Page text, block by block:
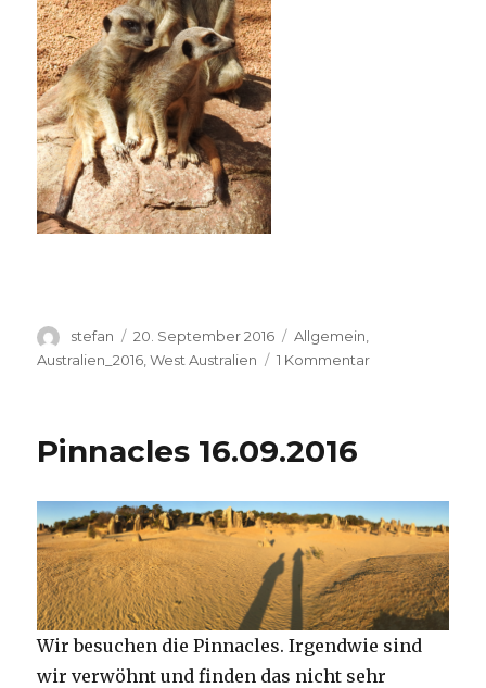
Autor
stefan
Veröffentlicht
am
20. September 2016 Kategorien
Allgemein,
Australien_2016 ,West Australien 1 Kommentarzu
Pinnacles 16.09.2016
Wir besuchen die Pinnacles. Irgendwie sind
wir verwöhnt und finden das nicht sehr